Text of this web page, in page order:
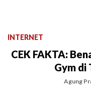
INTERNET
CEK FAKTA:
Gym di
Agung